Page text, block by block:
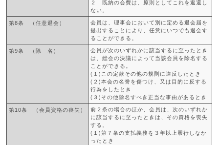
２ 既納の会費は、原則としてこれを返還し
ない。
第8条 （任意退会）
会員は、理事会において別に定める退会届を
提出することにより、任意にいつでも退会す
ることができる。
第9条 （除 名）
会員が次のいずれかに該当するに至ったとき
は、総会の決議によって当該会員を除名する
ことができる。
(１)この定款その他の規則に違反したとき
(２)本会の名誉を傷つけ、又は目的に反する
行為をしたとき
(３)その他除名すべき正当な事由があるとき
第10条 （会員資格の喪失）
前２条の場合のほか、会員は、次のいずれか
に該当するに至ったときは、その資格を喪失
する。
(１)第７条の支払義務を３年以上履行しなか
ったとき